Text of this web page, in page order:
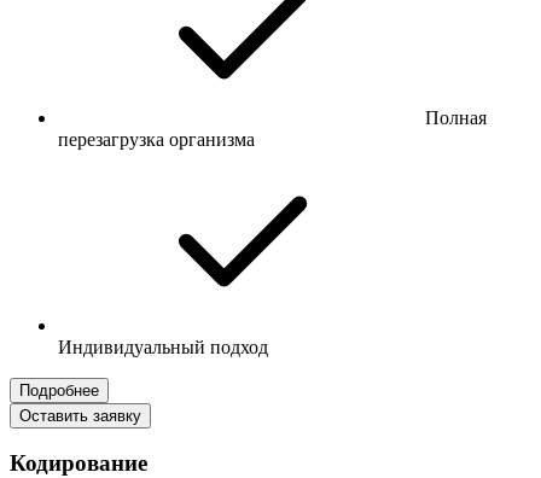
Полная
перезагрузка организма
Индивидуальный подход
Подробнее
Оставить заявку
Кодирование